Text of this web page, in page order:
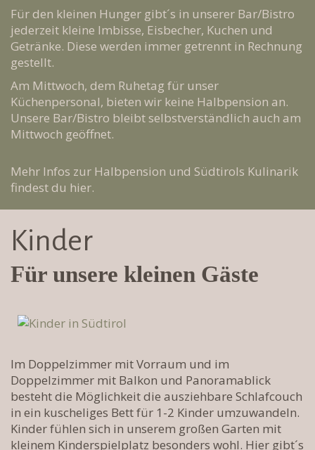
Für den kleinen Hunger gibt´s in unserer Bar/Bistro
jederzeit kleine Imbisse, Eisbecher, Kuchen und
Getränke. Diese werden immer getrennt in Rechnung
gestellt.
Am Mittwoch, dem Ruhetag für unser
Küchenpersonal, bieten wir keine Halbpension an.
Unsere Bar/Bistro bleibt selbstverständlich auch am
Mittwoch geöffnet.
Mehr Infos zur Halbpension und Südtirols Kulinarik
findest du hier.
Kinder
Für unsere kleinen Gäste
Im Doppelzimmer mit Vorraum und im
Doppelzimmer mit Balkon und Panoramablick
besteht die Möglichkeit die ausziehbare Schlafcouch
in ein kuscheliges Bett für 1-2 Kinder umzuwandeln.
Kinder fühlen sich in unserem großen Garten mit
kleinem Kinderspielplatz besonders wohl. Hier gibt´s